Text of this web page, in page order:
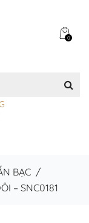
0
BẠC /
– SNC0181